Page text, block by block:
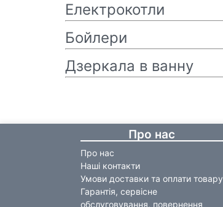
Електрокотли
Бойлери
Дзеркала в ванну
Про нас
Про нас
Наші контакти
Умови доставки та оплати товару
Гарантія, сервісне
обслуговування, повернення